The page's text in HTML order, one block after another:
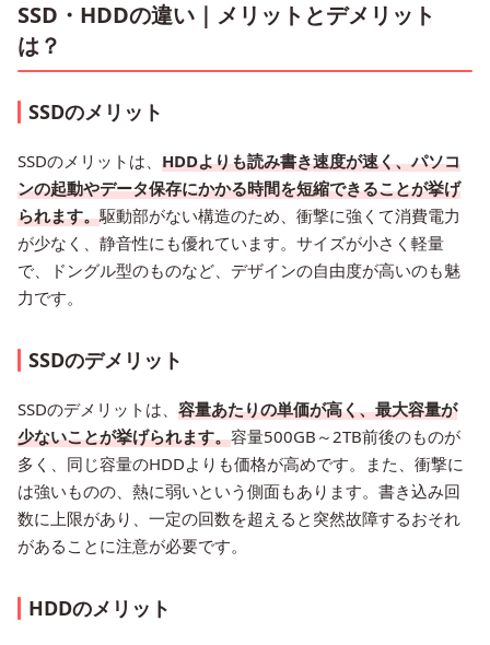
SSD・HDDの違い｜メリットとデメリット
は？
SSDのメリット
SSDのメリットは、 HDDよりも読み書き速度が速く、パソコ
ンの起動やデータ保存にかかる時間を短縮できることが挙げ
られます。駆動部がない構造のため、衝撃に強くて消費電力
が少なく、静音性にも優れています。サイズが小さく軽量
で、ドングル型のものなど、デザインの自由度が高いのも魅
力です。
SSDのデメリット
SSDのデメリットは、 容量あたりの単価が高く、最大容量が
少ないことが挙げられます。容量500GB～2TB前後のものが
多く、同じ容量のHDDよりも価格が高めです。また、衝撃に
は強いものの、熱に弱いという側面もあります。書き込み回
数に上限があり、一定の回数を超えると突然故障するおそれ
があることに注意が必要です。
HDDのメリット